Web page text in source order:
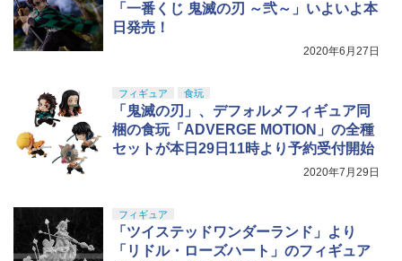
「一番くじ 鬼滅の刃 ～弐～」いよいよ本
日発売！
2020年6月27日
フィギュア 食玩
「鬼滅の刃」、デフォルメフィギュア同
梱の食玩「ADVERGE MOTION」の全種
セットが本日29日11時より予約受付開始
2020年7月29日
フィギュア
「ツイステッドワンダーランド」より
「リドル・ローズハート」のフィギュア